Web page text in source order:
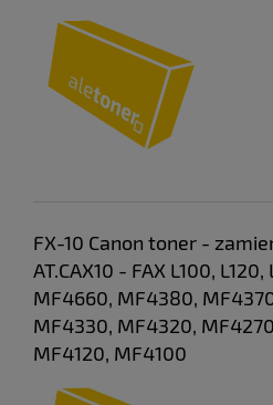
FX-10 Canon toner -
AT.CAX10 - FAX L100,
MF4660, MF4380,
MF4330, MF4320,
MF4120, MF4100